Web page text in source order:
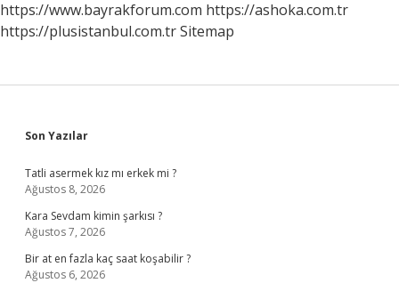
https://www.bayrakforum.com https://ashoka.com.tr
https://plusistanbul.com.trSitemap
Sidebar
Son Yazılar
Tatli asermek kız mı erkek mi ?
Ağustos 8, 2026
Kara Sevdam kimin şarkısı ?
Ağustos 7, 2026
Bir at en fazla kaç saat koşabilir ?
Ağustos 6, 2026